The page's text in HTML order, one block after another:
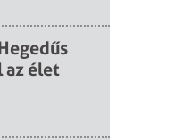
az élet